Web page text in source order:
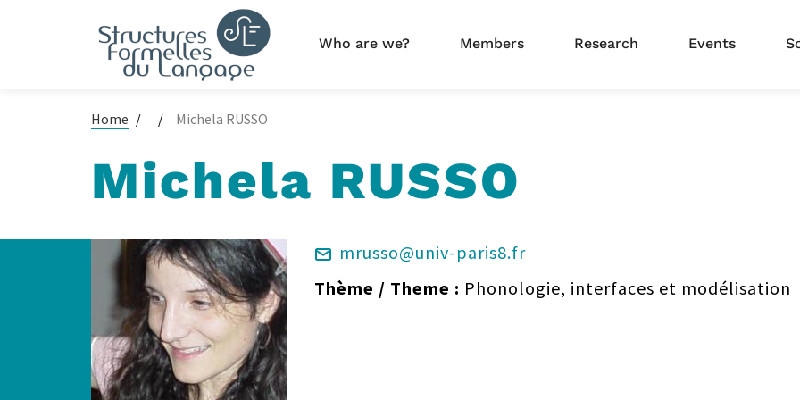
MainWho are we? Members Research Events
Home Michela RUSSO
Michela RUSSO
mrusso@univ-paris8.fr
Thème / Theme
Phonologie, interfaces et modélisation